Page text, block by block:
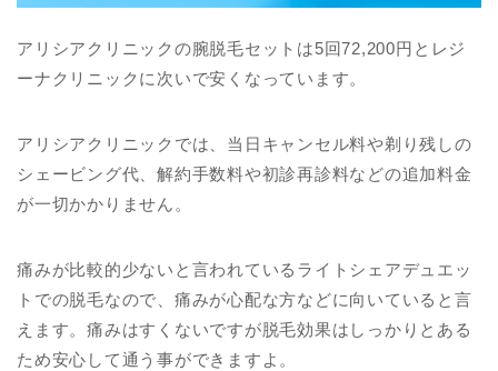
アリシアクリニックの腕脱毛セットは5回72,200円とレジ
ーナクリニックに次いで安くなっています。
アリシアクリニックでは、当日キャンセル料や剃り残しの
シェービング代、解約手数料や初診再診料などの追加料金
が一切かかりません。
痛みが比較的少ないと言われているライトシェアデュエッ
トでの脱毛なので、痛みが心配な方などに向いていると言
えます。痛みはすくないですが脱毛効果はしっかりとある
ため安心して通う事ができますよ。